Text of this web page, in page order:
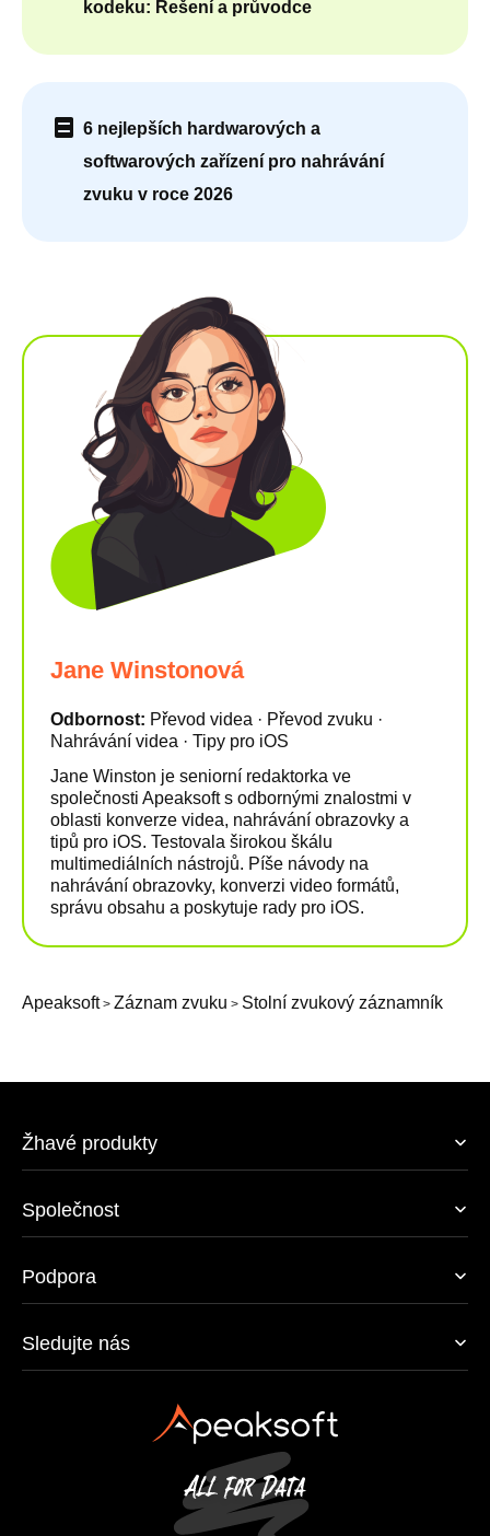
kodeku: Řešení a průvodce
6 nejlepších hardwarových a
softwarových zařízení pro nahrávání
zvuku v roce 2026
Jane Winstonová
Odbornost: Převod videa · Převod zvuku ·
Nahrávání videa · Tipy pro iOS
Jane Winston je seniorní redaktorka ve
společnosti Apeaksoft s odbornými znalostmi v
oblasti konverze videa, nahrávání obrazovky a
tipů pro iOS. Testovala širokou škálu
multimediálních nástrojů. Píše návody na
nahrávání obrazovky, konverzi video formátů,
správu obsahu a poskytuje rady pro iOS.
Apeaksoft> Záznam zvuku > Stolní zvukový záznamník
Žhavé produkty
Společnost
Podpora
Sledujte nás